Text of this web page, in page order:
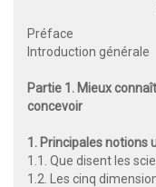
Préface
Introduction générale
Partie 1. Mieux
concevoir
1. Principales notions
1.1. Que disent les
1.2. Les cinq